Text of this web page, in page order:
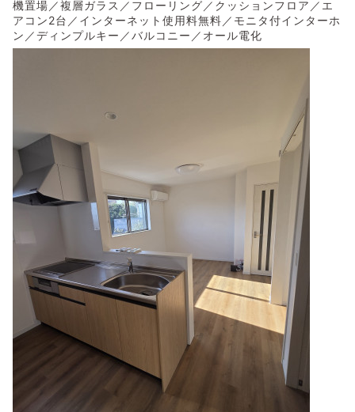
機置場／複層ガラス／フローリング／クッションフロア／エ
アコン2台／インターネット使用料無料／モニタ付インターホ
ン／ディンプルキー／バルコニー／オール電化